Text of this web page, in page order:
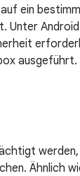
ein
ausgeführt.
Ähnlich